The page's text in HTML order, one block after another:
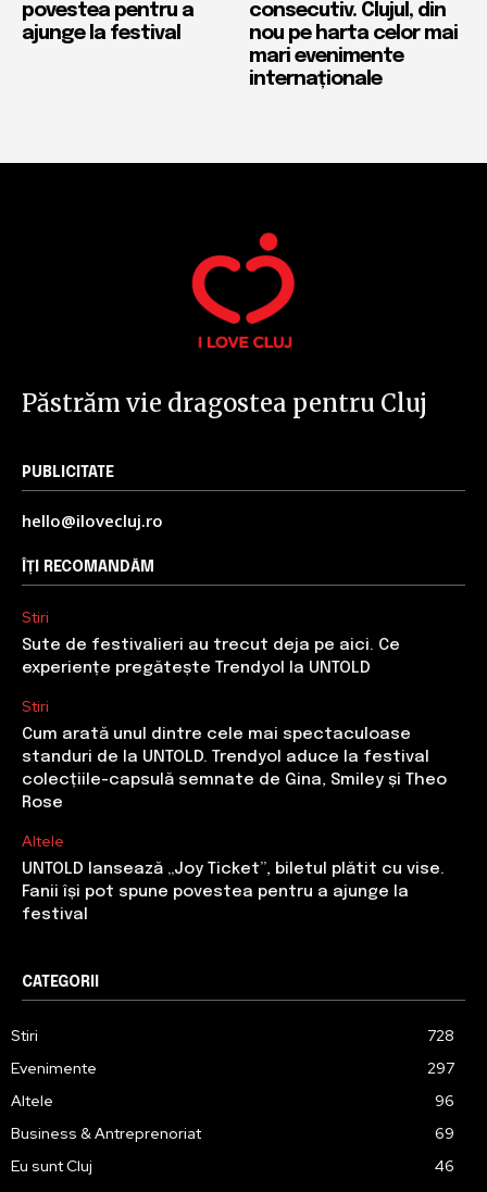
povestea pentru a
ajunge la festival
consecutiv. Clujul, din
nou pe harta celor mai
mari evenimente
internaționale
Păstrăm vie dragostea pentru Cluj
PUBLICITATE
hello@ilovecluj.ro
ÎȚI RECOMANDĂM
Stiri
Sute de festivalieri au trecut deja pe aici. Ce
experiențe pregătește Trendyol la UNTOLD
Stiri
Cum arată unul dintre cele mai spectaculoase
standuri de la UNTOLD. Trendyol aduce la festival
colecțiile-capsulă semnate de Gina, Smiley și Theo
Rose
Altele
UNTOLD lansează „Joy Ticket”, biletul plătit cu vise.
Fanii își pot spune povestea pentru a ajunge la
festival
CATEGORII
Stiri
728
Evenimente
297
Altele
96
Business & Antreprenoriat
69
Eu sunt Cluj
46